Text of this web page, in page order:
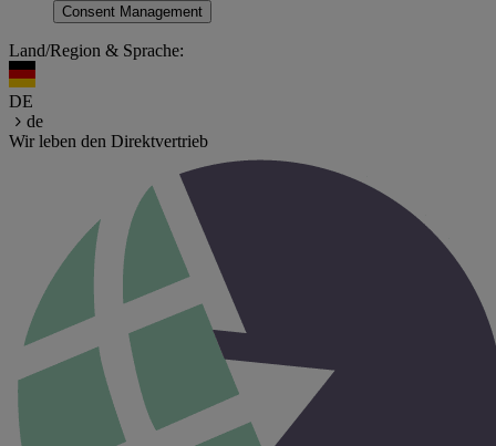
Consent Management
Land/Region & Sprache:
DE
de
Wir leben den Direktvertrieb